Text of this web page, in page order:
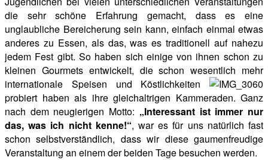
die sehr schöne Erfahrung gemacht, dass es eine
unglaubliche Bereicherung sein kann, einfach einmal etwas
anderes zu Essen, als das, was es traditionell auf nahezu
jedem Fest gibt. So haben sich einige von ihnen schon zu
kleinen Gourmets entwickelt, die schon wesentlich mehr
internationale Speisen und Köstlichkeiten
probiert haben als ihre gleichaltrigen Kammeraden. Ganz
nach dem neugierigen Motto: „Interessant ist immer nur
das, was ich nicht kenne!“, war es für uns natürlich fast
schon selbstverständlich, dass wir diese gaumenfreudige
Veranstaltung an einem der beiden Tage besuchen werden.